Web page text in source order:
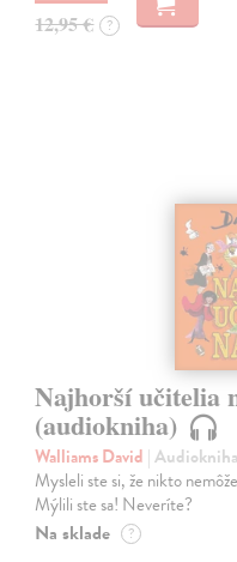
12,95 € ?
Najhorší učitelia
(audiokniha)
Walliams David |
Mysleli ste si, že nikto
Mýlili ste sa! Neveríte?
Na sklade ?